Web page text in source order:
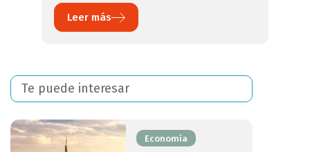
Leer más
Te puede interesar
Economía